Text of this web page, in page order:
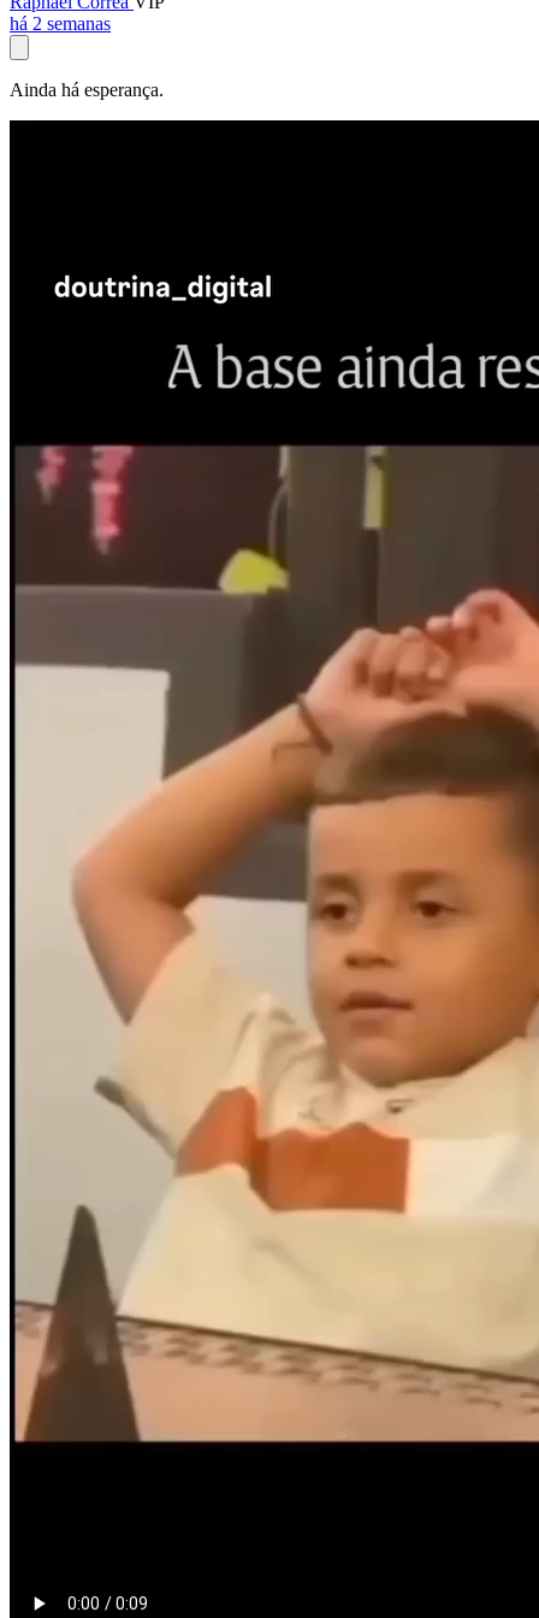
há 2 semanas
Ainda há esperança.